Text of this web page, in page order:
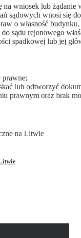
na wniosek lub
sądowych wnosi się
o własność
sądu rejonowego
spadkowej lub jej
prawne;
lub odtworzyć
prawnym oraz brak